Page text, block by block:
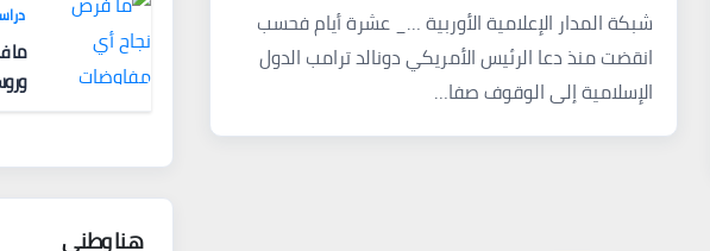
شبكة المدار الإعلامية الأوربية …_ عشرة أيام فحسب
انقضت منذ دعا الرئيس الأمريكي دونالد ترامب الدول
الإسلامية إلى الوقوف صفا…
ما
هنا وطني